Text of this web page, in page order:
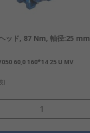
ッド, 87 Nm, 軸径:25 mm
60,0 160*14 25 U MV
)